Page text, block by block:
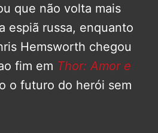
que não volta mais
espiã russa, enquanto
Hemsworth chegou
fim em Thor: Amor e
o futuro do herói sem